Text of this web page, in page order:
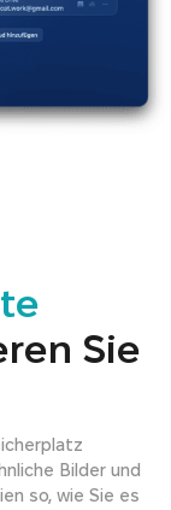
Sie
Bilder und
so, wie Sie es